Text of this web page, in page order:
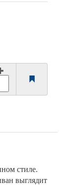
стиле.
выглядит